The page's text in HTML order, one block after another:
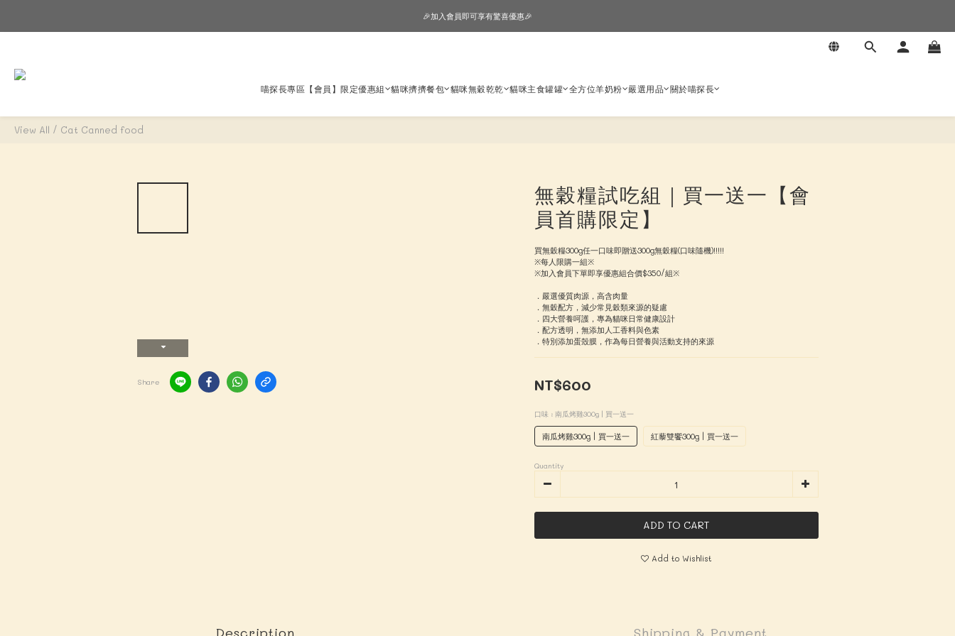
🎉加入會員即可享有驚喜優惠🎉
🎉加入會員即可享有驚喜優惠🎉
喵探長專區 【會員】限定優惠組 貓咪擠擠餐包 貓咪無穀乾乾 貓咪主食罐罐 全方位羊奶粉 嚴選用品 關於喵探長
View All / Cat Canned food
Share
無穀糧試吃組｜買一送一【會
員首購限定】
買無穀糧300g任一口味即贈送300g無穀糧(口味隨機)!!!!!
※每人限購一組※
※加入會員下單即享優惠組合價$350/組※
．嚴選優質肉源，高含肉量
．無穀配方，減少常見穀類來源的疑慮
．四大營養呵護，專為貓咪日常健康設計
．配方透明，無添加人工香料與色素
．特別添加蛋殼膜，作為每日營養與活動支持的來源
NT$600
口味 : 南瓜烤雞300g | 買一送一
南瓜烤雞300g | 買一送一 紅藜雙饗300g | 買一送一
Quantity
ADD TO CART
Add to Wishlist
Description Shipping & Payment